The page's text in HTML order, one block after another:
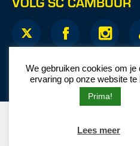
Website door
We gebruiken cookies om je
ervaring op onze website te
Prima!
Lees meer